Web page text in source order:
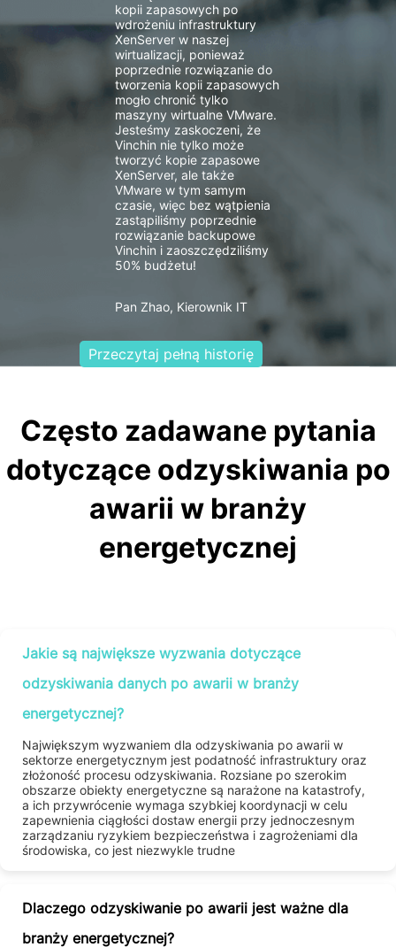
kopii zapasowych po
wdrożeniu infrastruktury
XenServer w naszej
wirtualizacji, ponieważ
poprzednie rozwiązanie do
tworzenia kopii zapasowych
mogło chronić tylko
maszyny wirtualne VMware.
Jesteśmy zaskoczeni, że
Vinchin nie tylko może
tworzyć kopie zapasowe
XenServer, ale także
VMware w tym samym
czasie, więc bez wątpienia
zastąpiliśmy poprzednie
rozwiązanie backupowe
Vinchin i zaoszczędziliśmy
50% budżetu!
Pan Zhao, Kierownik IT
Przeczytaj pełną historię
Często zadawane pytania
dotyczące odzyskiwania po
awarii w branży
energetycznej
Jakie są największe wyzwania dotyczące
odzyskiwania danych po awarii w branży
energetycznej?
Największym wyzwaniem dla odzyskiwania po awarii w
sektorze energetycznym jest podatność infrastruktury oraz
złożoność procesu odzyskiwania. Rozsiane po szerokim
obszarze obiekty energetyczne są narażone na katastrofy,
a ich przywrócenie wymaga szybkiej koordynacji w celu
zapewnienia ciągłości dostaw energii przy jednoczesnym
zarządzaniu ryzykiem bezpieczeństwa i zagrożeniami dla
środowiska, co jest niezwykle trudne
Dlaczego odzyskiwanie po awarii jest ważne dla
branży energetycznej?